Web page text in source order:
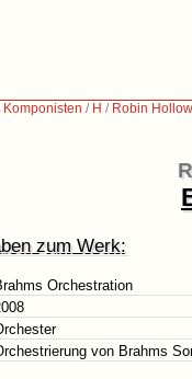
/ H / Robin
zum Werk:
Orchestration
von Brahms